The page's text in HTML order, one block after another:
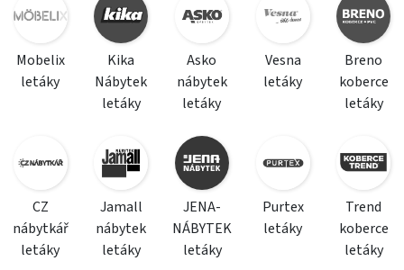
Mobelix
letáky
Kika
Nábytek
letáky
Asko
nábytek
letáky
Vesna
letáky
Breno
koberce
letáky
CZ
nábytkář
letáky
Jamall
nábytek
letáky
JENA-
NÁBYTEK
letáky
Purtex
letáky
Trend
koberce
letáky